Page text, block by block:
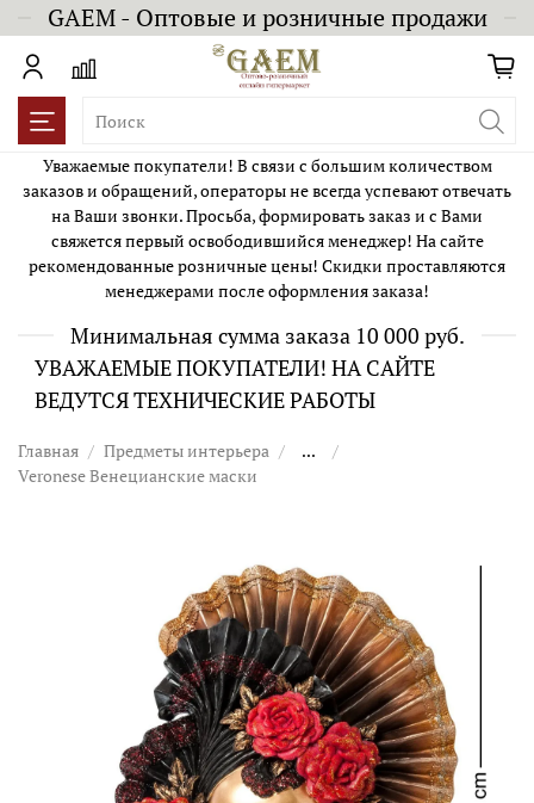
GAEM - Оптовые и розничные продажи
Уважаемые покупатели! В связи с большим количеством
заказов и обращений, операторы не всегда успевают отвечать
на Ваши звонки. Просьба, формировать заказ и с Вами
свяжется первый освободившийся менеджер! На сайте
рекомендованные розничные цены! Скидки проставляются
менеджерами после оформления заказа!
Минимальная сумма заказа 10 000 руб.
УВАЖАЕМЫЕ ПОКУПАТЕЛИ! НА САЙТЕ
ВЕДУТСЯ ТЕХНИЧЕСКИЕ РАБОТЫ
Главная Предметы интерьера
...
Veronese Венецианские маски